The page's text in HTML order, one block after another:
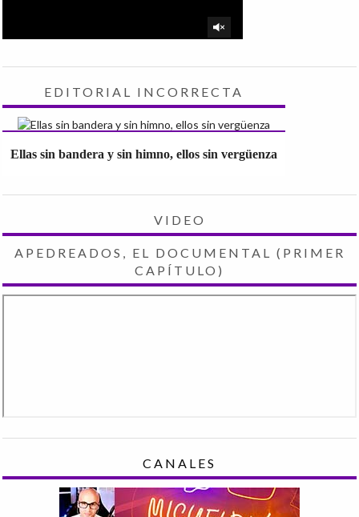
EDITORIAL INCORRECTA
Ellas sin bandera y sin himno, ellos sin vergüenza
VIDEO
APEDREADOS, EL DOCUMENTAL (PRIMER
CAPÍTULO)
CANALES